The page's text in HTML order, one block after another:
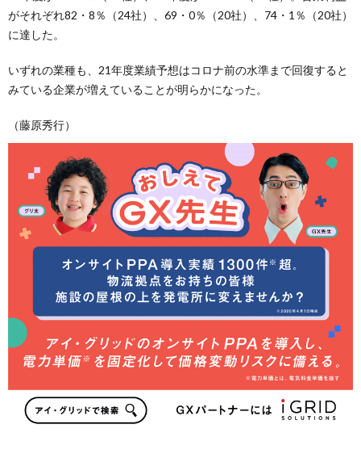
がそれぞれ82・8％（24社）、69・0％（20社）、74・1％（20社）
に達した。
いずれの業種も、21年度業績予想はコロナ前の水準まで回復すると
みている企業が増えていることが明らかになった。
（藤原秀行）